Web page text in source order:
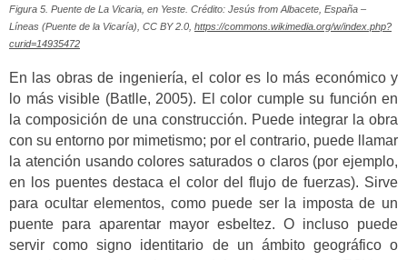
Figura 5. Puente de La Vicaria, en Yeste. Crédito: Jesús from Albacete, España –
Líneas (Puente de la Vicaría), CC BY 2.0, https://commons.wikimedia.org/w/index.php?
curid=14935472
En las obras de ingeniería, el color es lo más económico y
lo más visible (Batlle, 2005). El color cumple su función en
la composición de una construcción. Puede integrar la obra
con su entorno por mimetismo; por el contrario, puede llamar
la atención usando colores saturados o claros (por ejemplo,
en los puentes destaca el color del flujo de fuerzas). Sirve
para ocultar elementos, como puede ser la imposta de un
puente para aparentar mayor esbeltez. O incluso puede
servir como signo identitario de un ámbito geográfico o